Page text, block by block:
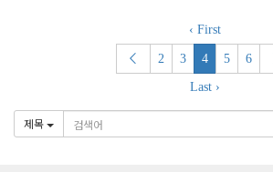
‹ First
2 3 4 5 6
Last ›
제목